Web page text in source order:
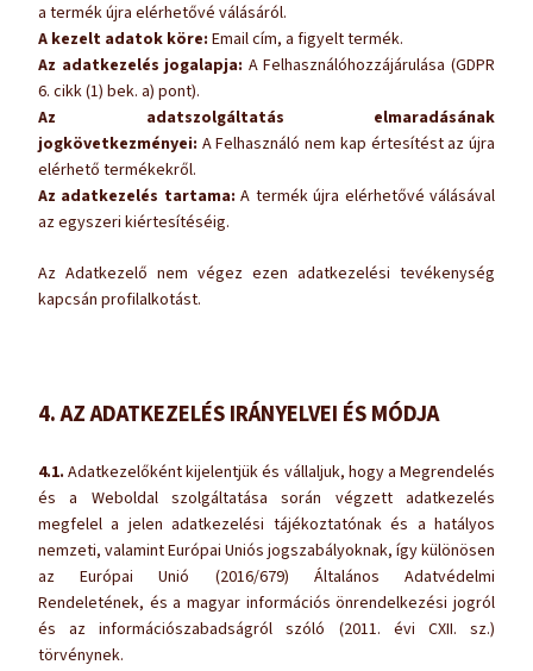
a termék újra elérhetővé válásáról.
A kezelt adatok köre: Email cím, a figyelt termék.
Az adatkezelés jogalapja: A Felhasználóhozzájárulása (GDPR
6. cikk (1) bek. a) pont).
Az adatszolgáltatás elmaradásának
jogkövetkezményei: A Felhasználó nem kap értesítést az újra
elérhető termékekről.
Az adatkezelés tartama:A termék újra elérhetővé válásával
az egyszeri kiértesítéséig.
Az Adatkezelő nem végez ezen adatkezelési tevékenység
kapcsán profilalkotást.
4. AZ ADATKEZELÉS IRÁNYELVEI ÉS MÓDJA
4.1. Adatkezelőként kijelentjük és vállaljuk, hogy a Megrendelés
és a Weboldal szolgáltatása során végzett adatkezelés
megfelel a jelen adatkezelési tájékoztatónak és a hatályos
nemzeti, valamint Európai Uniós jogszabályoknak, így különösen
az Európai Unió (2016/679) Általános Adatvédelmi
Rendeletének, és a magyar információs önrendelkezési jogról
és az információszabadságról szóló (2011. évi CXII. sz.)
törvénynek.